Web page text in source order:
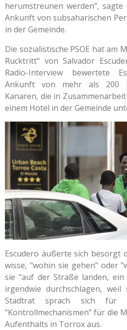
herumstreunen werden“,
Ankunft von subsaharischen
in der Gemeinde.
Die sozialistische PSOE hat am
Rücktritt" von Salvador
Radio-Interview bewertete
Ankunft von mehr als 200
Kanaren, die in
einem Hotel in der Gemeinde
Escudero äußerte sich besorgt
wisse, "wohin sie gehen" oder
sie "auf der Straße landen,
irgendwie durchschlagen,
Stadtrat sprach sich für
"Kontrollmechanismen" für die
Aufenthalts in Torrox aus.